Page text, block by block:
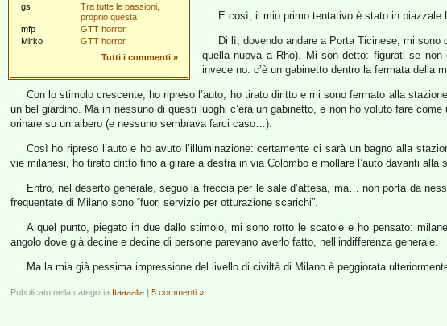
gs
Tra tutte le passioni,
proprio questa
mfp
GTT horror
Mirko
GTT horror
Tutti i commenti »
E così, il mio primo tentativo è stato in piazzale
Di lì, dovendo andare a Porta Ticinese, mi sono
quella nuova a Rho). Mi son detto: figurati se
invece no: c’è un gabinetto dentro la fermata della
Con lo stimolo crescente, ho ripreso l’auto, ho tirato diritto e mi sono fermato alla
un bel giardino. Ma in nessuno di questi luoghi c’era un gabinetto, e non ho voluto fare
orinare su un albero (e nessuno sembrava farci caso…).
Così ho ripreso l’auto e ho avuto l’illuminazione: certamente ci sarà un bagno alla
vie milanesi, ho tirato dritto fino a girare a destra in via Colombo e mollare l’auto davanti alla
Entro, nel deserto generale, seguo la freccia per le sale d’attesa, ma… non porta da
frequentate di Milano sono “fuori servizio per otturazione scarichi”.
A quel punto, piegato in due dallo stimolo, mi sono rotto le scatole e ho pensato:
angolo dove già decine e decine di persone parevano averlo fatto, nell’indifferenza generale.
Ma la mia già pessima impressione del livello di civiltà di Milano è peggiorata
Pubblicato nella categoria Itaaaalia | 5 commenti »